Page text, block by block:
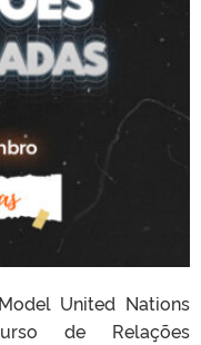
United Nations
de Relações